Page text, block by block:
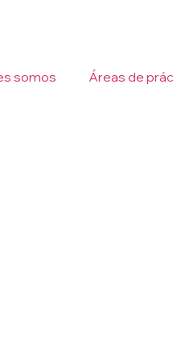
somos Áreas de